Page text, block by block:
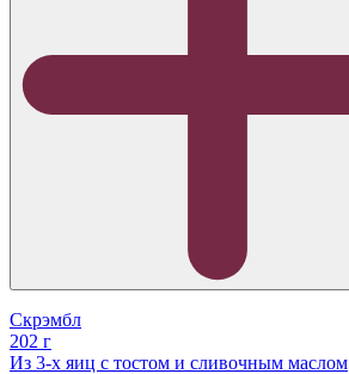
Скрэмбл
202 г
Из 3-х яиц с тостом и сливочным маслом